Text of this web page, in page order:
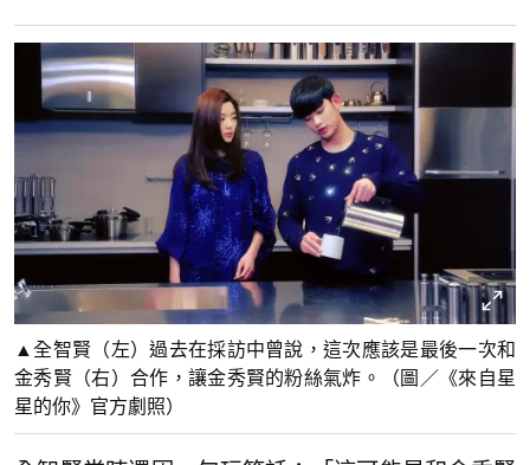
▲全智賢（左）過去在採訪中曾說，這次應該是最後一次和
金秀賢（右）合作，讓金秀賢的粉絲氣炸。（圖／《來自星
星的你》官方劇照）